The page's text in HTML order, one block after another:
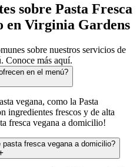
sobre Pasta Fresca
en Virginia Gardens
sobre nuestros servicios de
Conoce más aquí.
en el menú?
vegana, como la Pasta
ingredientes frescos y de alta
fresca vegana a domicilio!
pasta fresca vegana a domicilio?